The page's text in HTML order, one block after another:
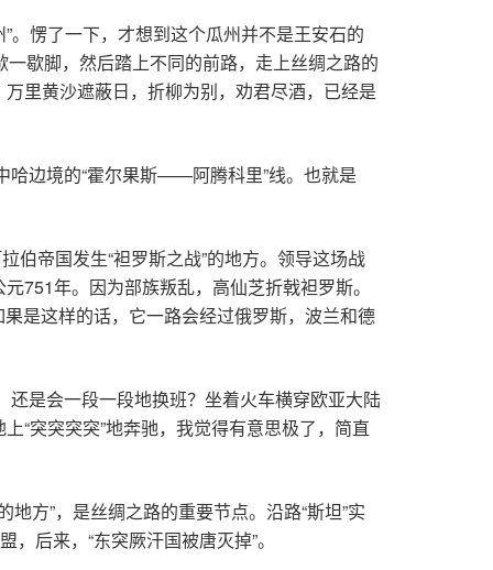
。愣了一下，才想到这个瓜州并不是王安石的
歇脚，然后踏上不同的前路，走上丝绸之路的
里黄沙遮蔽日，折柳为别，劝君尽酒，已经是
哈边境的“霍尔果斯——阿腾科里”线。也就是
伯帝国发生“袒罗斯之战”的地方。领导这场战
751年。因为部族叛乱，高仙芝折戟袒罗斯。
是这样的话，它一路会经过俄罗斯，波兰和德
是会一段一段地换班？坐着火车横穿欧亚大陆
“突突突突”地奔驰，我觉得有意思极了，简直
方”，是丝绸之路的重要节点。沿路“斯坦”实
后来，“东突厥汗国被唐灭掉”。